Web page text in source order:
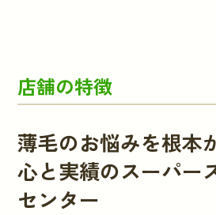
店舗の特徴
薄毛のお悩みを根本
心と実績のスーパー
センター